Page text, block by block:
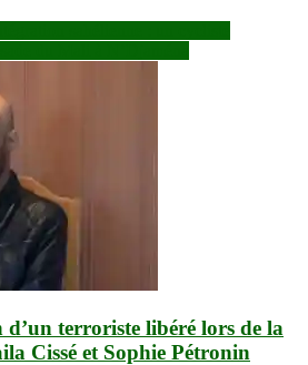
terroriste libéré lors de la
Cissé et Sophie Pétronin